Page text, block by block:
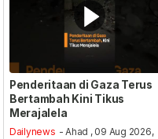
Penderitaan di Gaza Terus
Bertambah Kini Tikus
Merajalela
Dailynews - Ahad , 09 Aug 2026,